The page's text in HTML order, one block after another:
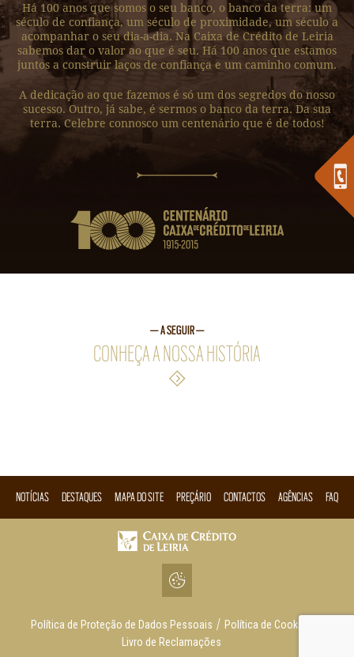
Há 100 anos que somos o seu banco, o banco da terra: um
século de confiança, um século de proximidade, um século a
acompanhar o seu dia-a-dia. Na Caixa de Crédito de Leiria
sabemos dar o valor ao que é seu. Há 100 anos que estamos
juntos a construir laços de confiança e um caminho comum.
A dedicação ao que fazemos é só um dos segredos do nosso
sucesso. Outro, já sabe, é sermos o banco da terra. Da sua
terra. Celebre connosco um centenário que é de todos!
— A SEGUIR —
CONHEÇA A NOSSA HISTÓRIA
NOTÍCIAS DESTAQUES MAPA DO SITE PREÇÁRIO CONTACTOS AGÊNCIAS FAQ
Política de Proteção de Dados Pessoais
Política de Cookies
Livro de Reclamações